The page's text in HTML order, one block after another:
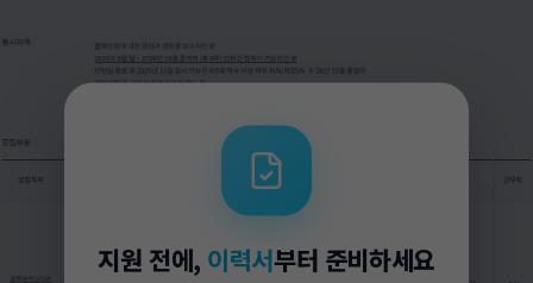
지원 전에, 이력서부터 준비하세요